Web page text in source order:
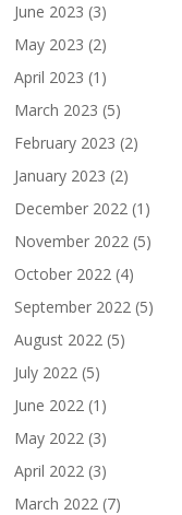
June 2023 (3)
May 2023 (2)
April 2023 (1)
March 2023 (5)
February 2023 (2)
January 2023 (2)
December 2022 (1)
November 2022 (5)
October 2022 (4)
September 2022 (5)
August 2022 (5)
July 2022 (5)
June 2022 (1)
May 2022 (3)
April 2022 (3)
March 2022 (7)